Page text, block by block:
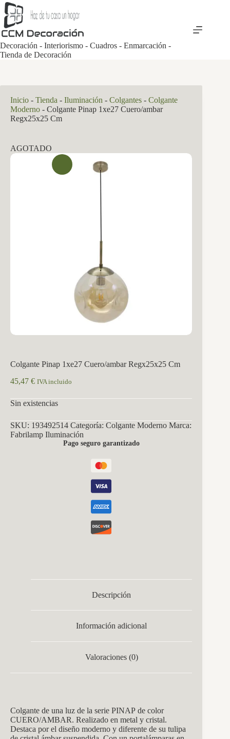
Saltar
al
contenido
Decoración - Interiorismo - Cuadros - Enmarcación -
Tienda de Decoración
Inicio - Tienda - Iluminación - Colgantes - Colgante
Moderno - Colgante Pinap 1xe27 Cuero/ambar
Regx25x25 Cm
AGOTADO
Colgante Pinap 1xe27 Cuero/ambar Regx25x25 Cm
45,47 € IVA incluido
Sin existencias
SKU: 193492514 Categoría: Colgante Moderno Marca:
Fabrilamp Iluminación
Pago seguro garantizado
Descripción
Información adicional
Valoraciones (0)
Colgante de una luz de la serie PINAP de color
CUERO/AMBAR. Realizado en metal y cristal.
Destaca por el diseño moderno y diferente de su tulipa